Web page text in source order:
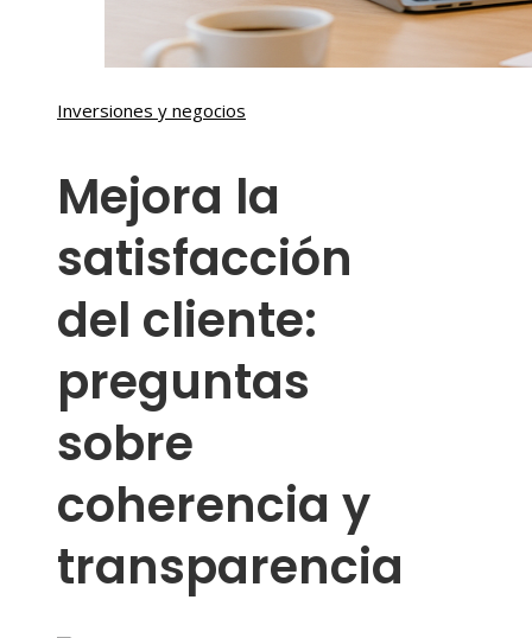
Inversiones y negocios
Mejora la
satisfacción
del cliente:
preguntas
sobre
coherencia y
transparencia